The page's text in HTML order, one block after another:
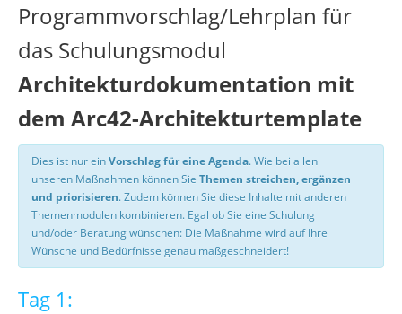
Programmvorschlag/Lehrplan für
das Schulungsmodul
Architekturdokumentation mit
dem Arc42-Architekturtemplate
Dies ist nur einVorschlag für eine Agenda. Wie bei allen
unseren Maßnahmen können Sie Themen streichen, ergänzen
und priorisieren. Zudem können Sie diese Inhalte mit anderen
Themenmodulen kombinieren. Egal ob Sie eine Schulung
und/oder Beratung wünschen: Die Maßnahme wird auf Ihre
Wünsche und Bedürfnisse genau maßgeschneidert!
Tag 1: